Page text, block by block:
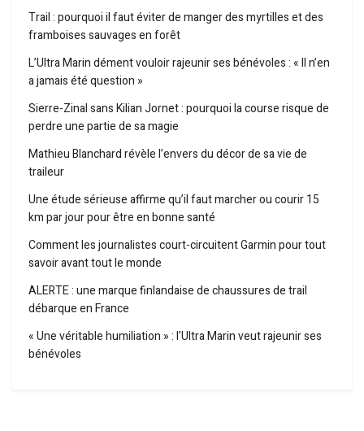
Trail : pourquoi il faut éviter de manger des myrtilles et des
framboises sauvages en forêt
L’Ultra Marin dément vouloir rajeunir ses bénévoles : « Il n’en
a jamais été question »
Sierre-Zinal sans Kilian Jornet : pourquoi la course risque de
perdre une partie de sa magie
Mathieu Blanchard révèle l’envers du décor de sa vie de
traileur
Une étude sérieuse affirme qu’il faut marcher ou courir 15
km par jour pour être en bonne santé
Comment les journalistes court-circuitent Garmin pour tout
savoir avant tout le monde
ALERTE : une marque finlandaise de chaussures de trail
débarque en France
« Une véritable humiliation » : l’Ultra Marin veut rajeunir ses
bénévoles